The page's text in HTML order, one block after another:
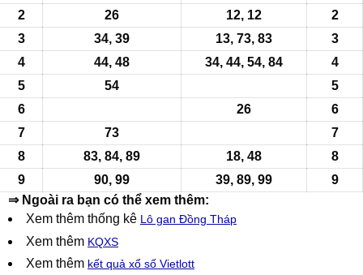
2
26
3
34, 39
4
44, 48
5
54
6
7
73
8
83, 84, 89
9
90, 99
12, 12
2
13, 73, 83
3
34, 44, 54, 84
4
5
26
6
7
18, 48
8
39, 89, 99
9
⇒ Ngoài ra bạn có thể xem thêm:
Xem thêm thống kê Lô gan Đồng Tháp
Xem thêm KQXS
Xem thêm kết quả xổ số Vietlott